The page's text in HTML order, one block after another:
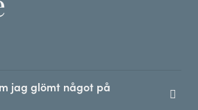
jag glömt något på